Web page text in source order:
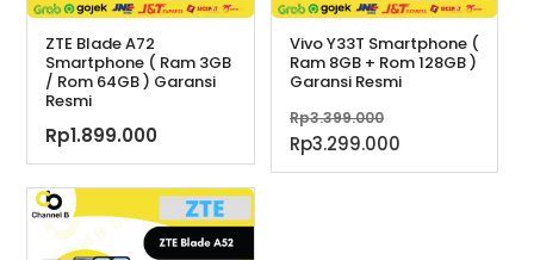
ZTE Blade A72
Smartphone ( Ram 3GB
/ Rom 64GB ) Garansi
Resmi
Rp1.899.000
Vivo Y33T Smartphone (
Ram 8GB + Rom 128GB )
Garansi Resmi
Rp3.399.000
aslinya
adalah:
Rp3.299.000Harga
saat